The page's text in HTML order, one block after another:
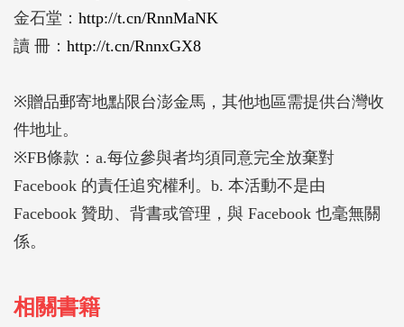
金石堂： http://t.cn/RnnMaNK
讀 冊： http://t.cn/RnnxGX8
※贈品郵寄地點限台澎金馬，其他地區需提供台灣收
件地址。
※FB條款：a.每位參與者均須同意完全放棄對
Facebook 的責任追究權利。b. 本活動不是由
Facebook 贊助、背書或管理，與 Facebook 也毫無關
係。
相關書籍